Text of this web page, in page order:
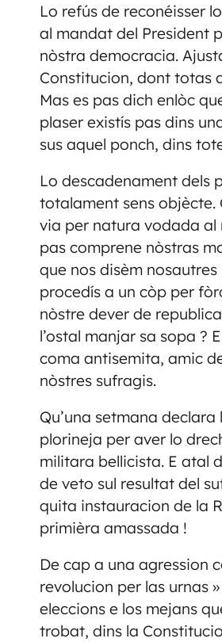
Lo refús de reconéisser
al mandat del President
nòstra democracia.
Constitucion, dont totas
Mas es pas dich enlòc
plaser existís pas dins
sus aquel ponch, dins
Lo descadenament dels
totalament sens
via per natura vodada al
pas comprene nòstras
que nos disèm nosautres
procedís a un còp per
nòstre dever de
l’ostal manjar sa sopa ?
coma antisemita, amic
nòstres sufragis.
Qu’una setmana
plorineja per aver lo
militara bellicista. E atal
de veto sul resultat del
quita instauracion de la
primièra amassada !
De cap a una agression
revolucion per las urnas
eleccions e los mejans
trobat, dins la